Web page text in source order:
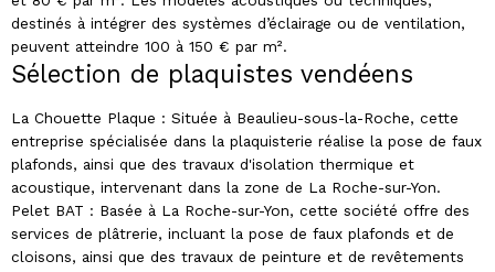
destinés à intégrer des systèmes d’éclairage ou de ventilation,
peuvent atteindre 100 à 150 € par m².
Sélection de plaquistes vendéens
La Chouette Plaque : Située à Beaulieu-sous-la-Roche, cette
entreprise spécialisée dans la plaquisterie réalise la pose de faux
plafonds, ainsi que des travaux d'isolation thermique et
acoustique, intervenant dans la zone de La Roche-sur-Yon.
Pelet BAT : Basée à La Roche-sur-Yon, cette société offre des
services de plâtrerie, incluant la pose de faux plafonds et de
cloisons, ainsi que des travaux de peinture et de revêtements